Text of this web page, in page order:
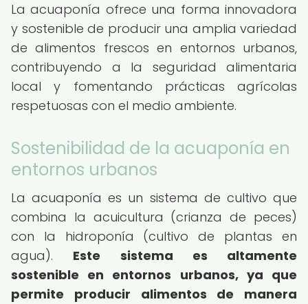
La acuaponía ofrece una forma innovadora
y sostenible de producir una amplia variedad
de alimentos frescos en entornos urbanos,
contribuyendo a la seguridad alimentaria
local y fomentando prácticas agrícolas
respetuosas con el medio ambiente.
Sostenibilidad de la acuaponía en
entornos urbanos
La acuaponía es un sistema de cultivo que
combina la acuicultura (crianza de peces)
con la hidroponía (cultivo de plantas en
agua). Este sistema es altamente
sostenible en entornos urbanos, ya que
permite producir alimentos de manera